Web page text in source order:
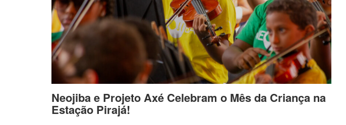
Neojiba e Projeto Axé Celebram o Mês da Criança na
Estação Pirajá!